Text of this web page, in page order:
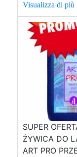
Visualizza di
SUPER
ŻYWICA DO
ART PRO